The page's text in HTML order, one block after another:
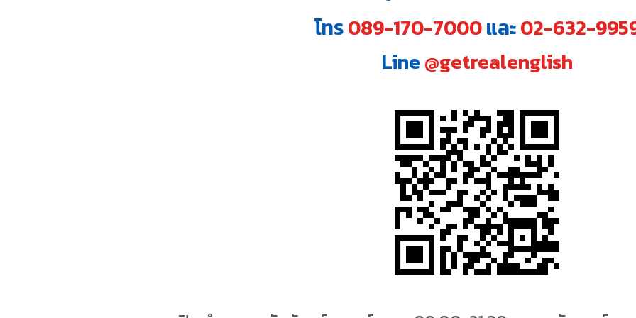
โทร089-170-7000และ02-632-
Line@getrealenglish